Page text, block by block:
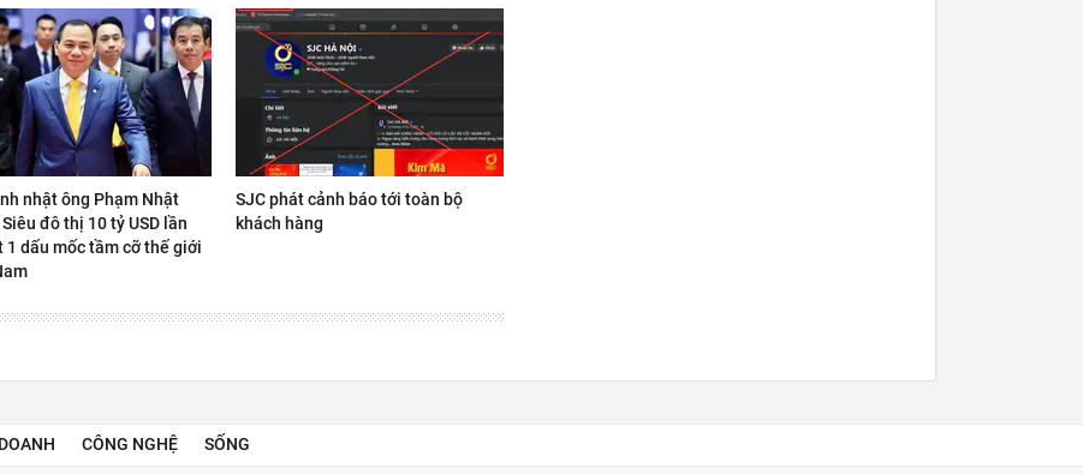
nhật ông Phạm Nhật
đô thị 10 tỷ USD lần
1 dấu mốc tầm cỡ thế giới
SJC phát cảnh báo tới toàn bộ
khách hàng
CÔNG NGHỆ SỐNG